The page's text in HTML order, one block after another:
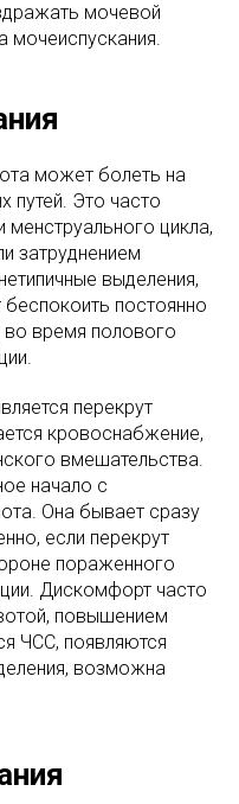
мочевой
мочеиспускания.
может болеть на
путей. Это часто
цикла,
затруднением
выделения,
постоянно
во время полового
перекрут
кровоснабжение,
вмешательства.
начало с
Она бывает сразу
если перекрут
пораженного
Дискомфорт часто
повышением
ЧСС, появляются
возможна